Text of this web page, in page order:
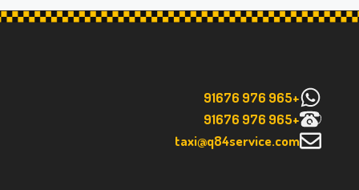
+965 976 91676
+965 976 91676
taxi@q84service.com